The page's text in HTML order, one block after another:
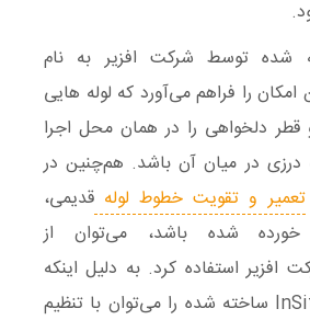
شده توسط شرکت افزیر به نام
امکان را فراهم می‌آورد که لوله‌ هایی
قطر دلخواهی را در همان محل اجرا
در میان آن باشد. هم‌چنین در
تعمیر و تقویت خطوط لوله قدیمی،
آسیب دیده و خورده شده باشد، می‎‌توان از
افزیر استفاده کرد. به دلیل اینکه
ساخته شده را می‌توان با تنظیم